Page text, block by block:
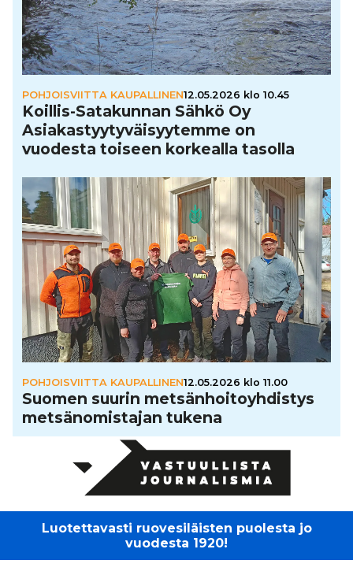
POHJOISVIITTA KAUPALLINEN12.05.2026 klo 10.45
Koillis-Sata­kun­nan Sähkö Oy
Asi­a­kas­tyy­ty­väi­syy­temme on
vuodesta toiseen korkealla tasolla
POHJOISVIITTA KAUPALLINEN12.05.2026 klo 11.00
Suomen suurin met­sän­hoi­to­yh­dis­tys
met­sä­no­mis­ta­jan tukena
Luotettavasti ruovesiläisten puolesta jo
vuodesta 1920!